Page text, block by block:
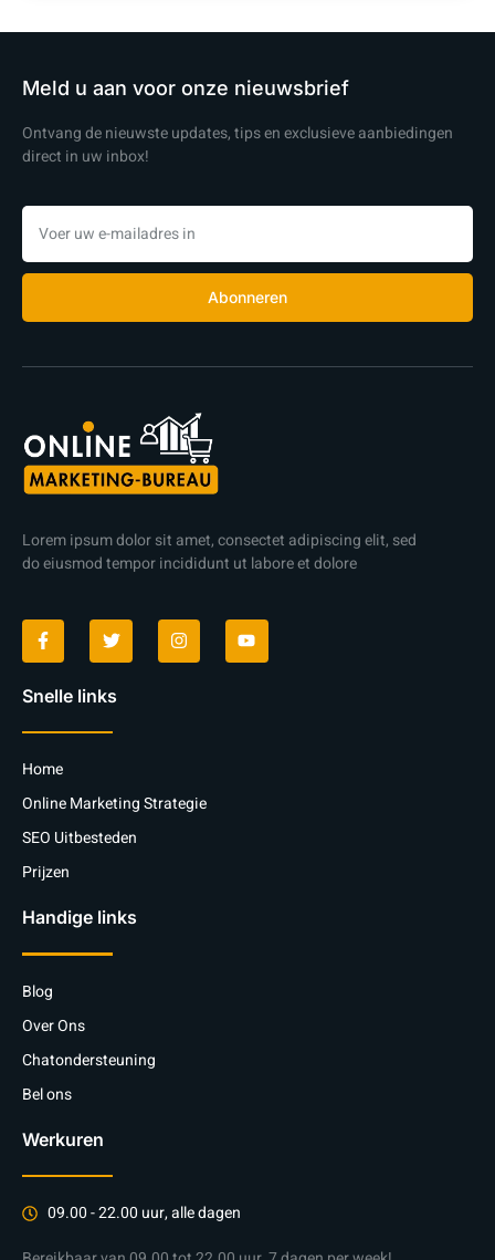
Meld u aan voor onze nieuwsbrief
Ontvang de nieuwste updates, tips en exclusieve aanbiedingen
direct in uw inbox!
Abonneren
Lorem ipsum dolor sit amet, consectet adipiscing elit, sed
do eiusmod tempor incididunt ut labore et dolore
Snelle links
Home
Online Marketing Strategie
SEO Uitbesteden
Prijzen
Handige links
Blog
Over Ons
Chatondersteuning
Bel ons
Werkuren
09.00 - 22.00 uur, alle dagen